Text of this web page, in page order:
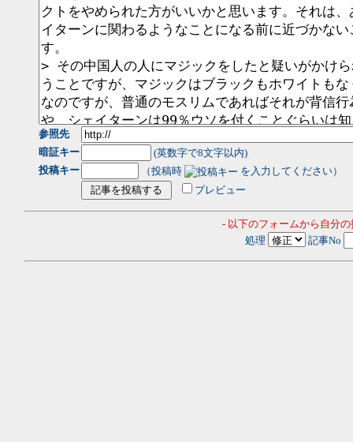
参照先
暗証キー
(英数字で8文字以内)
投稿キー
（投稿時
を入力してください）
プレビュー
- 以下のフォームから自分
処理
記事No